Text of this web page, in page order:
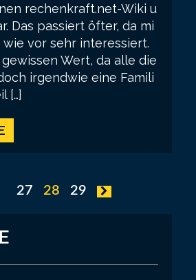
rechenkraft.net-Wiki u
Das passiert öfter, da mi
wie vor sehr interessiert.
Wert, da alle die
irgendwie eine Famili
[…]
27 28 29